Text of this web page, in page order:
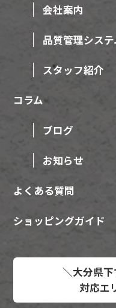
会社案内
品質管理システ
スタッフ紹介
コラム
ブログ
お知らせ
よくある質問
ショッピングガイド
＼大分県
対応エ